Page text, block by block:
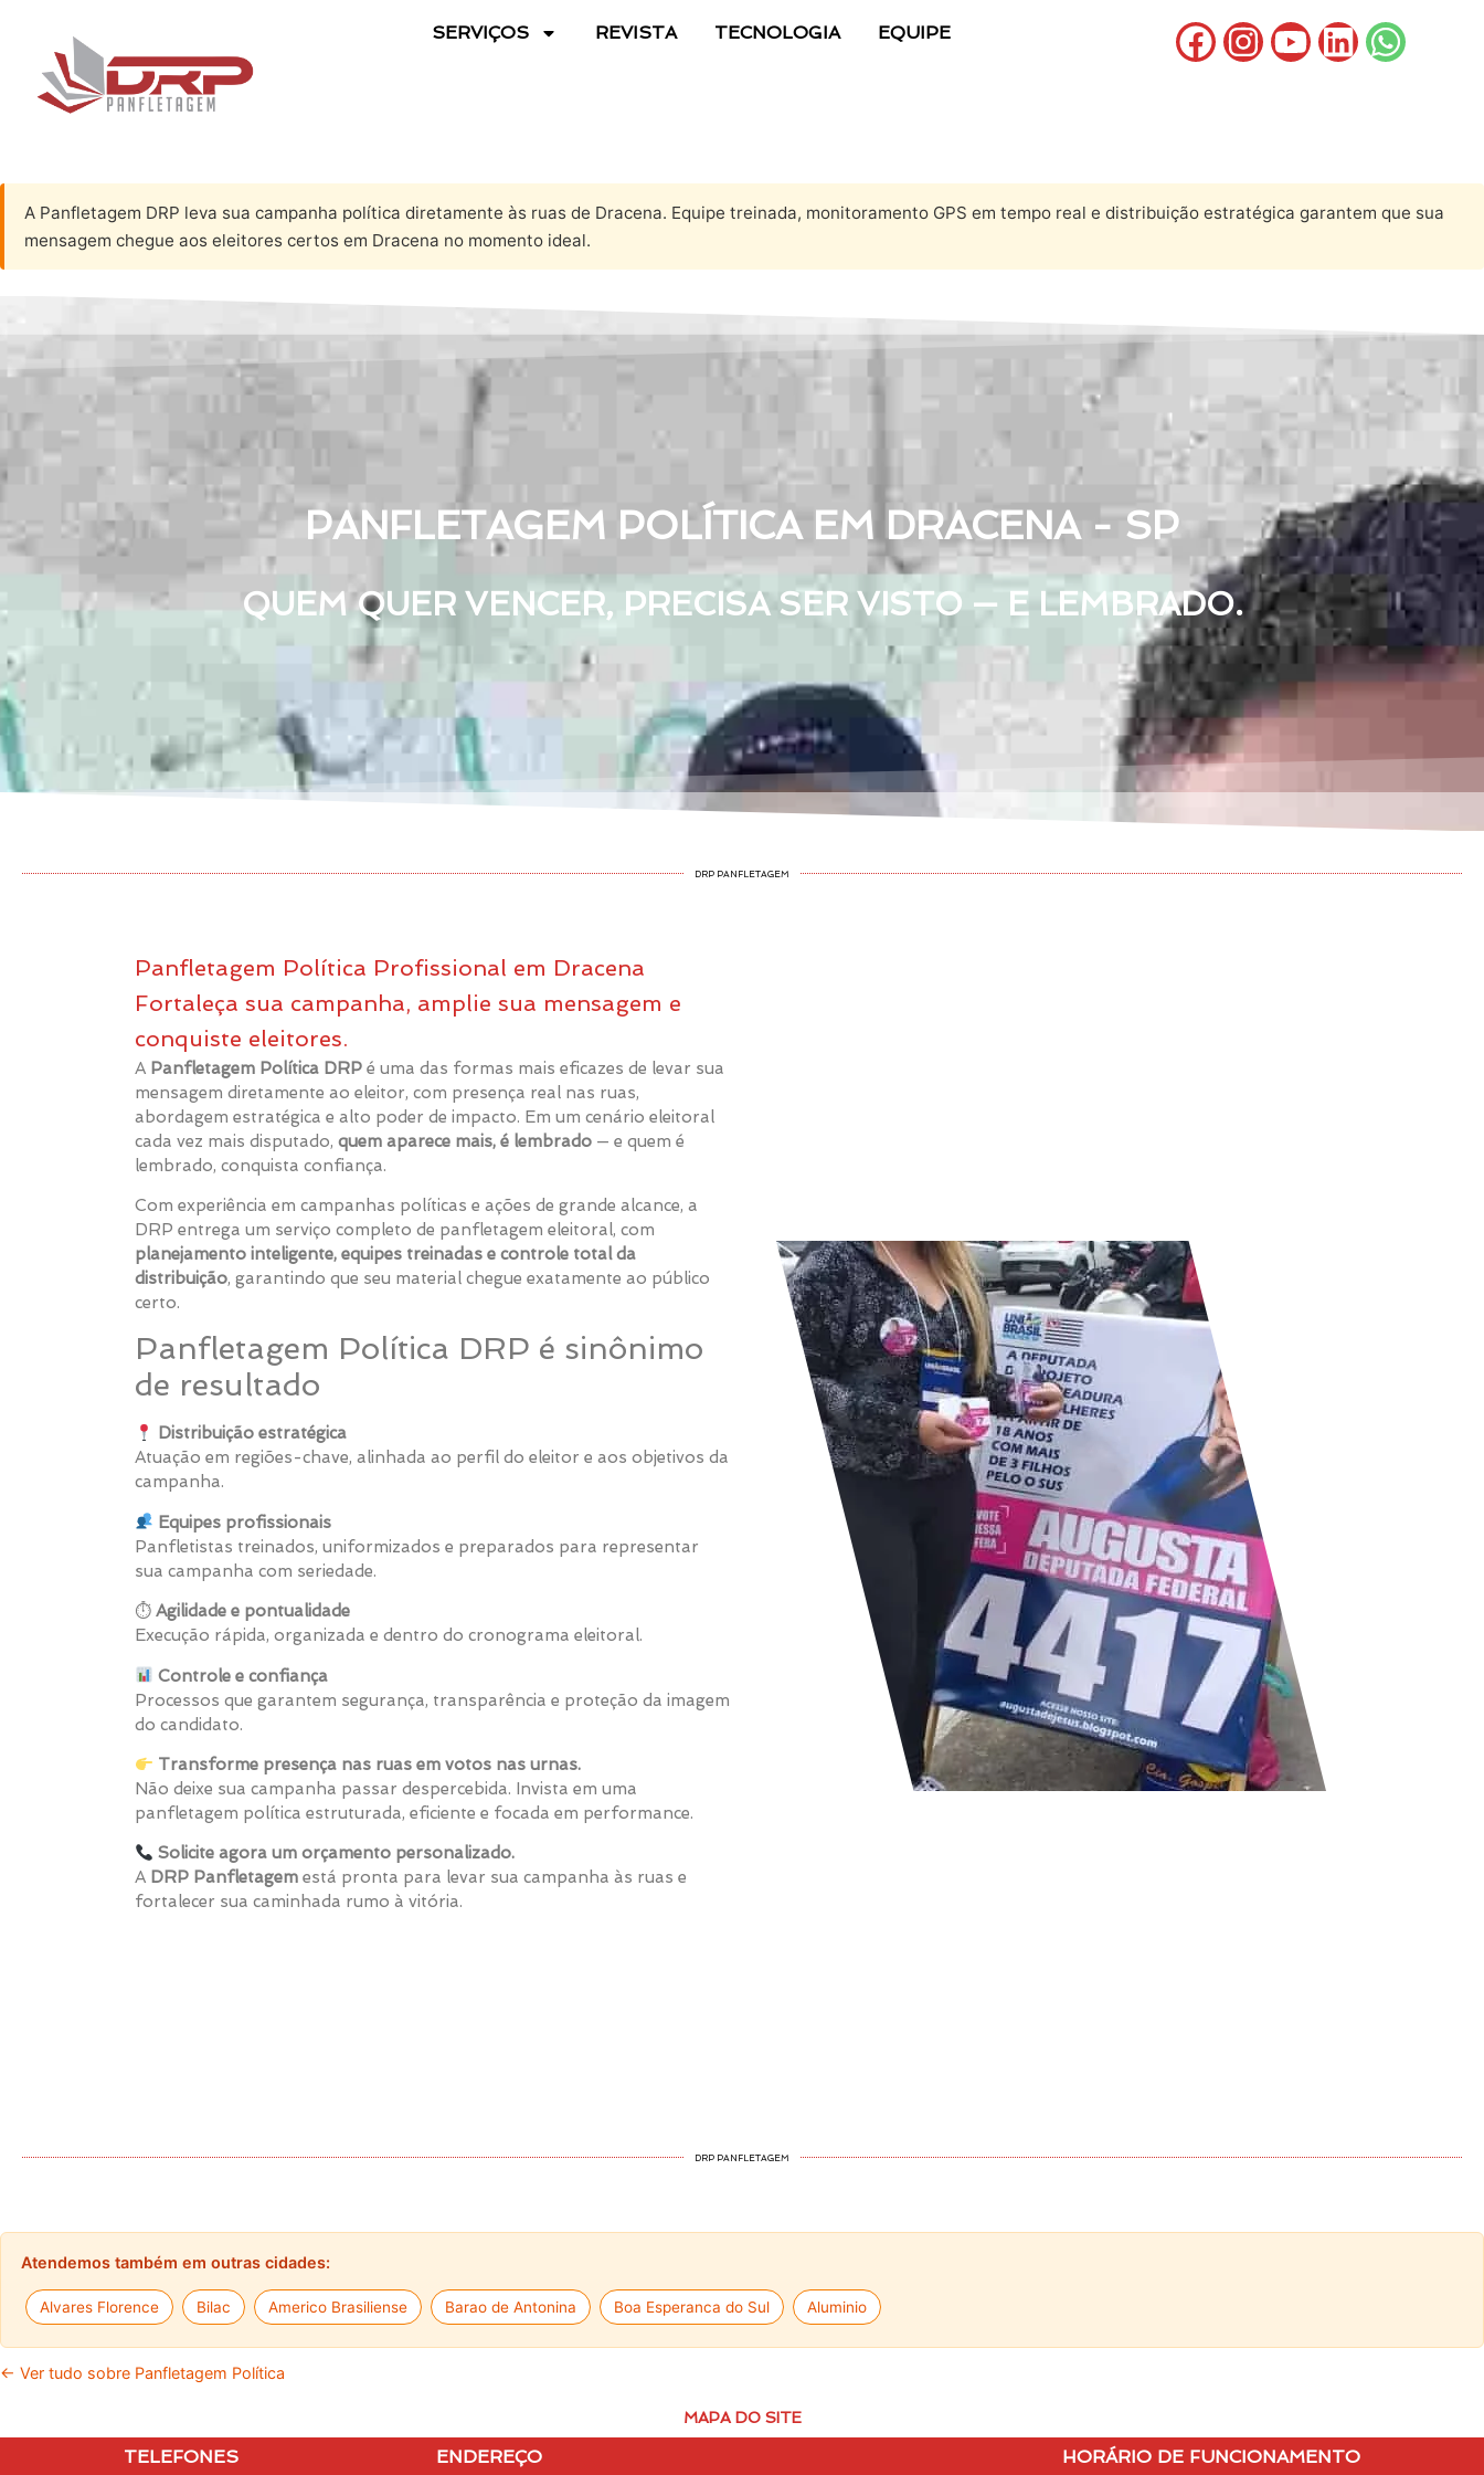
SERVIÇOS REVISTA TECNOLOGIA EQUIPE
A Panfletagem DRP leva sua campanha política diretamente às ruas de Dracena. Equipe treinada, monitoramento GPS em tempo real e distribuição estratégica garantem que sua
mensagem chegue aos eleitores certos em Dracena no momento ideal.
PANFLETAGEM POLÍTICA EM DRACENA - SP
QUEM QUER VENCER, PRECISA SER VISTO — E LEMBRADO.
DRP PANFLETAGEM
Panfletagem Política Profissional em Dracena
Fortaleça sua campanha, amplie sua mensagem e
conquiste eleitores.
A Panfletagem Política DRP é uma das formas mais eficazes de levar sua
mensagem diretamente ao eleitor, com presença real nas ruas,
abordagem estratégica e alto poder de impacto. Em um cenário eleitoral
cada vez mais disputado, quem aparece mais, é lembrado — e quem é
lembrado, conquista confiança.
Com experiência em campanhas políticas e ações de grande alcance, a
DRP entrega um serviço completo de panfletagem eleitoral, com
planejamento inteligente, equipes treinadas e controle total da
distribuição, garantindo que seu material chegue exatamente ao público
certo.
Panfletagem Política DRP é sinônimo
de resultado
Distribuição estratégica
Atuação em regiões-chave, alinhada ao perfil do eleitor e aos objetivos da
campanha.
Equipes profissionais
Panfletistas treinados, uniformizados e preparados para representar
sua campanha com seriedade.
⏱ Agilidade e pontualidade
Execução rápida, organizada e dentro do cronograma eleitoral.
Controle e confiança
Processos que garantem segurança, transparência e proteção da imagem
do candidato.
Transforme presença nas ruas em votos nas urnas.
Não deixe sua campanha passar despercebida. Invista em uma
panfletagem política estruturada, eficiente e focada em performance.
Solicite agora um orçamento personalizado.
A DRP Panfletagem está pronta para levar sua campanha às ruas e
fortalecer sua caminhada rumo à vitória.
DRP PANFLETAGEM
Atendemos também em outras cidades:
Alvares Florence Bilac Americo Brasiliense Barao de Antonina Boa Esperanca do Sul Aluminio
← Ver tudo sobre Panfletagem Política
MAPA DO SITE
TELEFONES ENDEREÇO HORÁRIO DE FUNCIONAMENTO